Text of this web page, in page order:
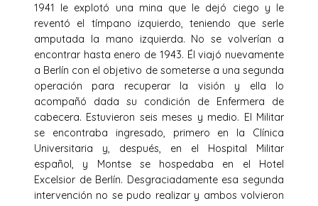
1941 le explotó una mina que le dejó ciego y le
reventó el tímpano izquierdo, teniendo que serle
amputada la mano izquierda. No se volverían a
encontrar hasta enero de 1943. Él viajó nuevamente
a Berlín con el objetivo de someterse a una segunda
operación para recuperar la visión y ella lo
acompañó dada su condición de Enfermera de
cabecera. Estuvieron seis meses y medio. El Militar
se encontraba ingresado, primero en la Clínica
Universitaria y, después, en el Hospital Militar
español, y Montse se hospedaba en el Hotel
Excelsior de Berlín. Desgraciadamente esa segunda
intervención no se pudo realizar y ambos volvieron